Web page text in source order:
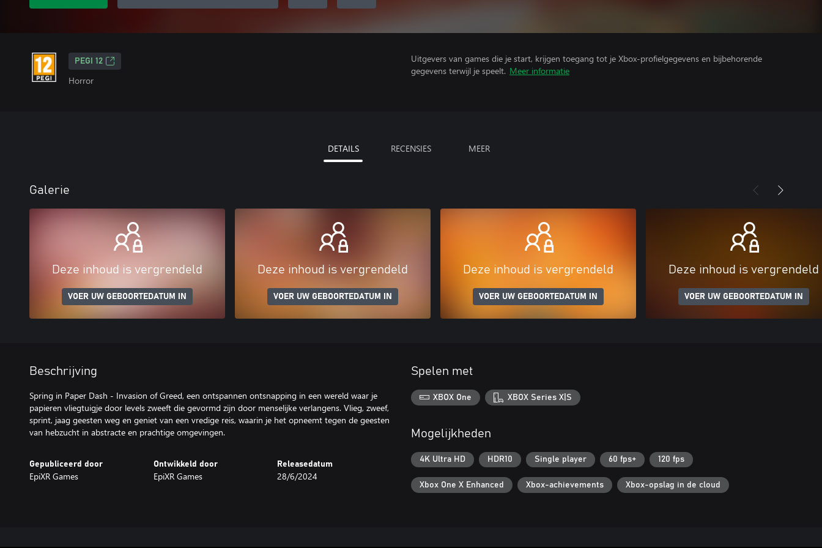
PEGI 12
Horror
Uitgevers van games die je start, krijgen toegang tot je Xbox-profielgegevens en bijbehorende
gegevens terwijl je speelt. Meer informatie
DETAILS RECENSIES MEER
Galerie
Deze inhoud is vergrendeld
VOER UW GEBOORTEDATUM IN
Deze inhoud is vergrendeld
VOER UW GEBOORTEDATUM IN
Deze inhoud is vergrendeld
VOER UW GEBOORTEDATUM IN
Deze inhoud is vergrendeld
VOER UW GEBOORTEDATUM IN
Beschrijving
Spring in Paper Dash - Invasion of Greed, een ontspannen ontsnapping in een wereld waar je
papieren vliegtuigje door levels zweeft die gevormd zijn door menselijke verlangens. Vlieg, zweef,
sprint, jaag geesten weg en geniet van een vredige reis, waarin je het opneemt tegen de geesten
van hebzucht in abstracte en prachtige omgevingen.
Gepubliceerd door
EpiXR Games
Ontwikkeld door
EpiXR Games
Releasedatum
28/6/2024
Spelen met
XBOX One XBOX Series X|S
Mogelijkheden
4K Ultra HD HDR10 Single player 60 fps+ 120 fps
Xbox One X Enhanced Xbox-achievements Xbox-opslag in de cloud